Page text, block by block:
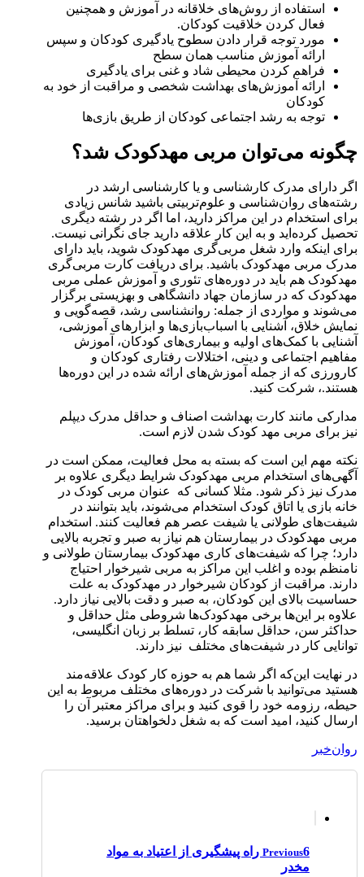
استفاده از روش‌های خلاقانه در آموزش و همچنین
فعال کردن خلاقیت کودکان.
مورد توجه قرار دادن سطوح یادگیری کودکان و سپس
ارائه آموزش مناسب همان سطح
فراهم کردن محیطی شاد و غنی برای یادگیری
ارائه آموزش‌های بهداشت شخصی و مراقبت از خود به
کودکان
توجه به رشد اجتماعی کودکان از طریق بازی‌ها
چگونه می‌توان مربی مهدکودک شد؟
اگر دارای مدرک کارشناسی و یا کارشناسی ارشد در
رشته‌های روان‌شناسی و علوم‌تربیتی باشید شانس زیادی
برای استخدام در این مراکز دارید، اما اگر در رشته دیگری
تحصیل کرده‌اید و به این کار علاقه دارید جای نگرانی نیست.
برای اینکه وارد شغل مربی‌گری مهدکودک شوید، باید دارای
مدرک مربی مهدکودک باشید. برای دریافت کارت مربی‌گری
مهدکودک هم باید در دوره‌های تئوری و آموزش عملی مربی
مهدکودک که در سازمان جهاد دانشگاهی و بهزیستی برگزار
می‌شوند و مواردی از جمله: روانشناسی رشد، قصه‌گویی و
نمایش خلاق، آشنایی با اسباب‌بازی‌ها و ابزارهای آموزشی،
آشنایی با کمک‌های اولیه و بیماری‌های کودکان، آموزش
مفاهیم اجتماعی و دینی، اختلالات رفتاری کودکان و
کارورزی که از جمله آموزش‌های ارائه شده در این دوره‌ها
هستند.، شرکت کنید.
مدارکی مانند کارت بهداشت اصناف و حداقل مدرک دیپلم
نیز برای مربی مهد کودک شدن لازم است.
نکته مهم این است که بسته به محل فعالیت، ممکن است در
آگهی‌های استخدام مربی مهدکودک شرایط دیگری علاوه بر
مدرک نیز ذکر شود. مثلا کسانی که عنوان مربی کودک در
خانه بازی یا اتاق کودک استخدام می‌شوند، باید بتوانند در
شیفت‌های طولانی یا شیفت عصر هم فعالیت کنند. استخدام
مربی مهدکودک در بیمارستان هم نیاز به صبر و تجربه بالایی
دارد؛ چرا که شیفت‌های کاری مهدکودک بیمارستان طولانی و
نامنظم بوده و اغلب این مراکز به مربی شیرخوار احتیاج
دارند. مراقبت از کودکان شیرخوار در مهدکودک به علت
حساسیت بالای این کودکان، به صبر و دقت بالایی نیاز دارد.
علاوه بر این‌ها برخی مهدکودک‌ها شروطی مثل حداقل و
حداکثر سن، حداقل سابقه کار، تسلط بر زبان انگلیسی،
توانایی کار در شیفت‌های مختلف نیز دارند.
در نهایت این‌که اگر شما هم به حوزه کار کودک علاقه‌مند
هستید می‌توانید با شرکت در دوره‌های مختلف مربوط به این
حیطه، رزومه خود را قوی کنید و برای مراکز معتبر آن را
ارسال کنید، امید است که به شغل دلخواهتان برسید.
روان‌خبر
Previous 6 راه پیشگیری از اعتیاد به مواد
مخدر